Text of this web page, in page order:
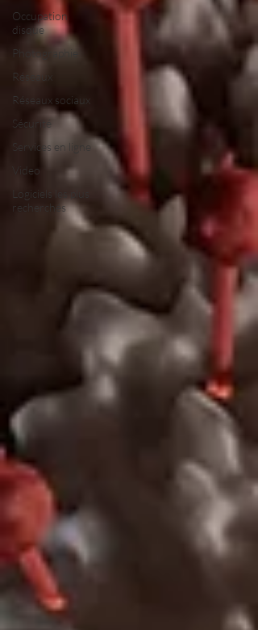
Occupation
disque
Photographie
Réseaux
Réseaux sociaux
Sécurité
Services en ligne
Video
Logiciels les plus
recherchés